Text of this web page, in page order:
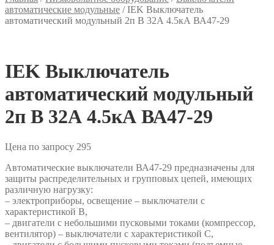
автоматические модульные /IEK Выключатель
автоматический модульный 2п B 32А 4.5кА ВА47-29
IEK Выключатель
автоматический модульный
2п B 32А 4.5кА ВА47-29
Цена по запросу 295
Автоматические выключатели ВА47-29 предназначены для
защиты распределительных и групповых цепей, имеющих
различную нагрузку:
– электроприборы, освещение – выключатели с
характеристикой В,
– двигатели с небольшими пусковыми токами (компрессор,
вентилятор) – выключатели с характеристикой C,